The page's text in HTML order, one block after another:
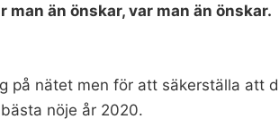
än önskar, var man än önskar.
på nätet men för att säkerställa att
nöje år 2020.